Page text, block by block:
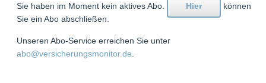
Sie haben im Moment kein aktives Abo.
Hier
können
Sie ein Abo abschließen.
Unseren Abo-Service erreichen Sie unter
abo@versicherungsmonitor.de